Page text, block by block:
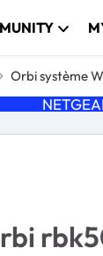
Orbi système